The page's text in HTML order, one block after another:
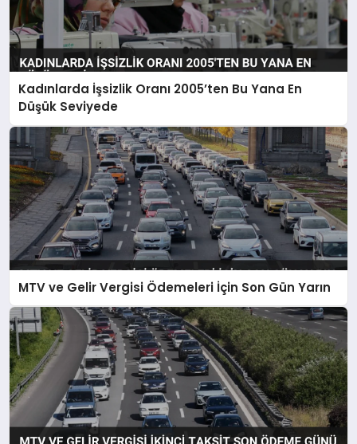
Kadınlarda İşsizlik Oranı 2005’ten Bu Yana En
Düşük Seviyede
MTV ve Gelir Vergisi Ödemeleri İçin Son Gün Yarın